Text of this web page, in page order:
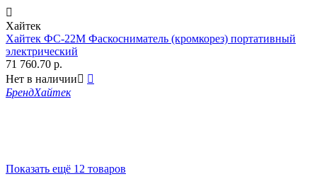

Хайтек
Хайтек ФС-22М Фаскосниматель (кромкорез) портативный
электрический
71 760.70 р.
Нет в наличии 
БрендХайтек
Показать ещё 12 товаров